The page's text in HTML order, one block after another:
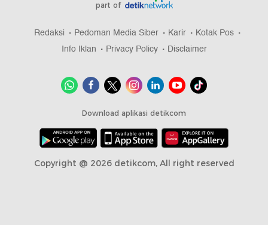
part of
Redaksi Pedoman Media Siber Karir
Kotak Pos
Info Iklan
Privacy Policy Disclaimer
Download aplikasi detikcom
Copyright @ 2026 detikcom, All right reserved